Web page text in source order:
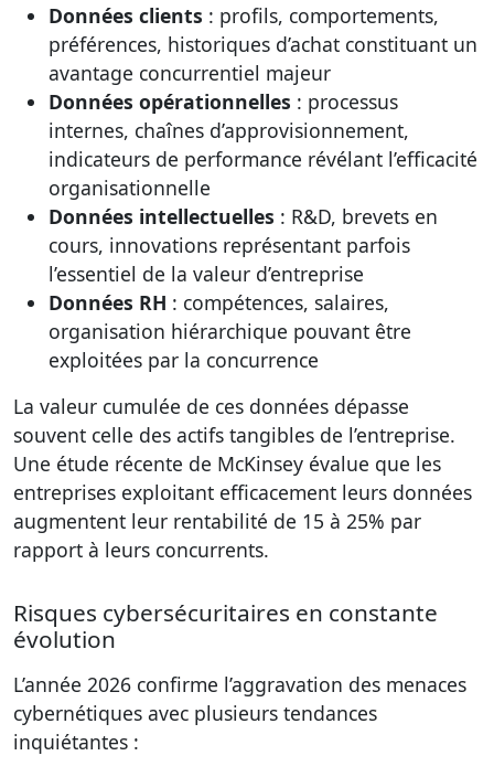
Données clients : profils, comportements,
préférences, historiques d’achat constituant un
avantage concurrentiel majeur
Données opérationnelles : processus
internes, chaînes d’approvisionnement,
indicateurs de performance révélant l’efficacité
organisationnelle
Données intellectuelles : R&D, brevets en
cours, innovations représentant parfois
l’essentiel de la valeur d’entreprise
Données RH : compétences, salaires,
organisation hiérarchique pouvant être
exploitées par la concurrence
La valeur cumulée de ces données dépasse
souvent celle des actifs tangibles de l’entreprise.
Une étude récente de McKinsey évalue que les
entreprises exploitant efficacement leurs données
augmentent leur rentabilité de 15 à 25% par
rapport à leurs concurrents.
Risques cybersécuritaires en constante
évolution
L’année 2026 confirme l’aggravation des menaces
cybernétiques avec plusieurs tendances
inquiétantes :